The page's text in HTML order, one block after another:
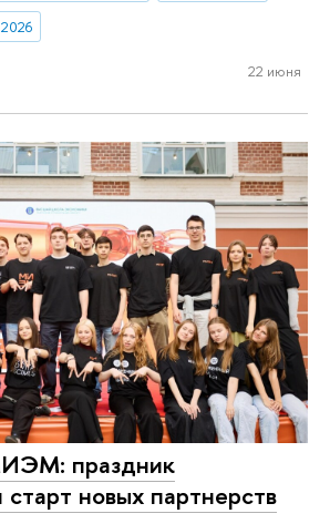
22 июня
праздник
старт новых партнерств